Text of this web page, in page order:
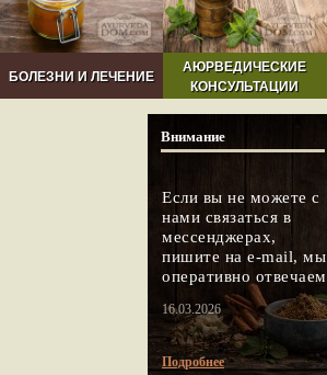
БОЛЕЗНИ И ЛЕЧЕНИЕ
АЮРВЕДИЧЕСКИЕ
КОНСУЛЬТАЦИИ
Внимание
Если вы не можете с
нами связаться в
мессенджерах,
пишите на e-mail, мы
оперативно отвечаем
16.03.2026
Подробнее